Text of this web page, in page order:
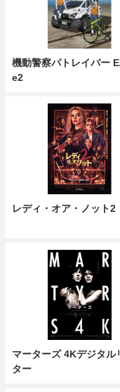
機動警察パトレイバー
e2
レディ・オア・ノット2
マーターズ 4Kデジタル
ター